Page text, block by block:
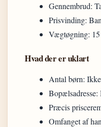
Gennembrud:
Prisvinding:
Vægtøgning:
Hvad der er uklart
Antal børn:
Præcis
Omfanget af